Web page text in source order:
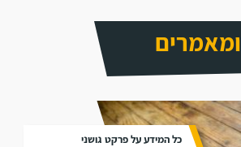
ומאמרים
כל המידע על פרקט גושני